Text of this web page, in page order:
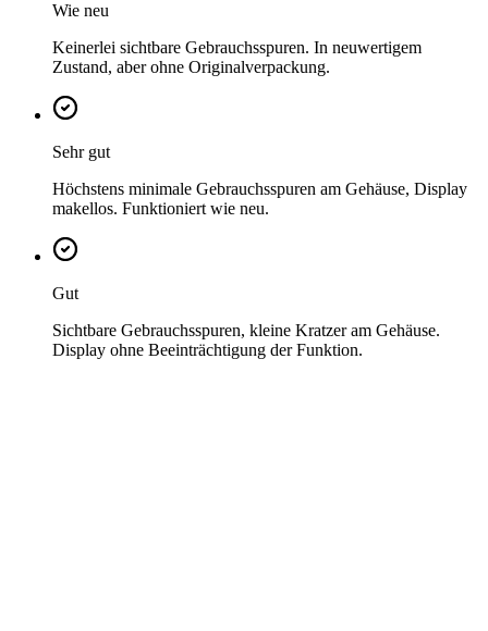
Wie neu
Keinerlei sichtbare Gebrauchsspuren. In neuwertigem
Zustand, aber ohne Originalverpackung.
Sehr gut
Höchstens minimale Gebrauchsspuren am Gehäuse, Display
makellos. Funktioniert wie neu.
Gut
Sichtbare Gebrauchsspuren, kleine Kratzer am Gehäuse.
Display ohne Beeinträchtigung der Funktion.